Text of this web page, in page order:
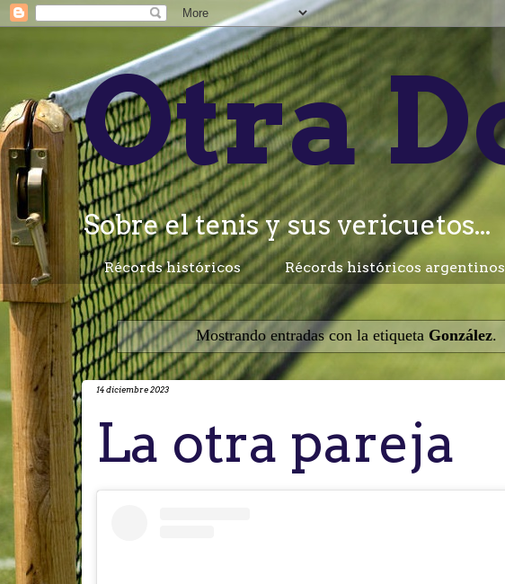
Otra
Sobre el tenis y sus vericuetos...
Récords históricos Récords históricos argentinos
Mostrando entradas con la etiqueta González.
14 diciembre 2023
La otra pareja